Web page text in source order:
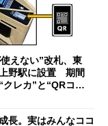
えない”改札、東
野駅に設置 期間
レカ”と“QRコー
長。実はみんなココ